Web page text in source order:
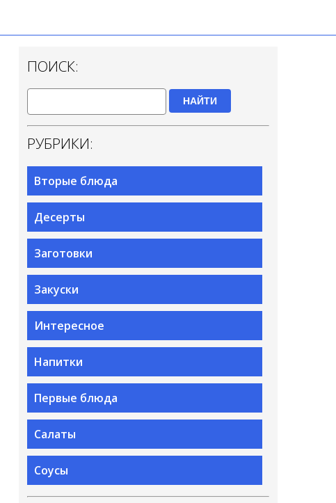
ПОИСК:
НАЙТИ
РУБРИКИ:
Вторые блюда
Десерты
Заготовки
Закуски
Интересное
Напитки
Первые блюда
Салаты
Соусы